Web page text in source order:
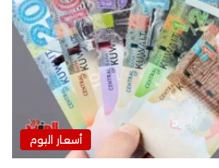
أسعار اليوم